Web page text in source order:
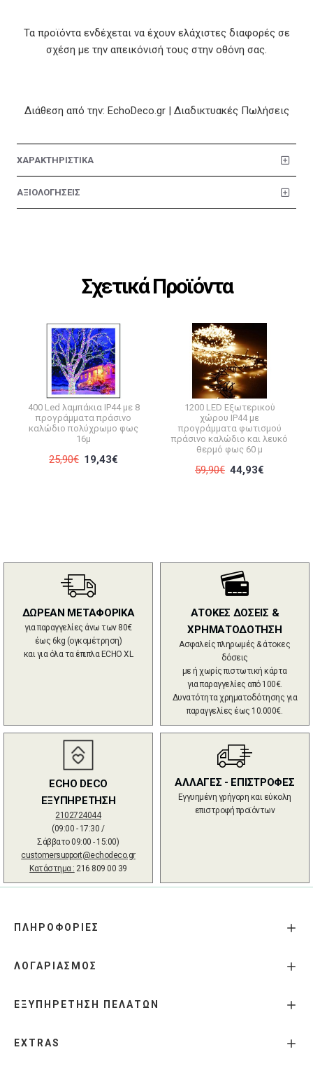
Τα προϊόντα ενδέχεται να έχουν ελάχιστες διαφορές σε
σχέση με την απεικόνισή τους στην οθόνη σας.
Διάθεση από την: EchoDeco.gr | Διαδικτυακές Πωλήσεις
ΧΑΡΑΚΤΗΡΙΣΤΙΚΑ
ΑΞΙΟΛΟΓΗΣΕΙΣ
Σχετικά Προϊόντα
400 Led λαμπάκια IP44 με 8
προγράμματα πράσινο
καλώδιο πολύχρωμο φως
16μ
25,90€ 19,43€
1200 LED Εξωτερικού
χώρου IP44 με
προγράμματα φωτισμού
πράσινο καλώδιο και λευκό
θερμό φως 60 μ
59,90€ 44,93€
ΔΩΡΕΑΝ ΜΕΤΑΦΟΡΙΚΑ
για παραγγελίες άνω των 80€
έως 6kg (ογκομέτρηση)
και για όλα τα έπιπλα ECHO XL
ΑΤΟΚΕΣ ΔΟΣΕΙΣ &
ΧΡΗΜΑΤΟΔΟΤΗΣΗ
Ασφαλείς πληρωμές & άτοκες
δόσεις
με ή χωρίς πιστωτική κάρτα
για παραγγελίες από 100€.
Δυνατότητα χρηματοδότησης για
παραγγελίες έως 10.000€.
ECHO DECO
ΕΞΥΠΗΡΕΤΗΣΗ
2102724044
(09:00 - 17:30 /
Σάββατο 09:00 - 15:00)
customersupport@echodeco.gr
Κατάστημα : 216 809 00 39
ΑΛΛΑΓΕΣ - ΕΠΙΣΤΡΟΦΕΣ
Εγγυημένη γρήγορη και εύκολη
επιστροφή προϊόντων
ΠΛΗΡΟΦΟΡΙΕΣ
ΛΟΓΑΡΙΑΣΜΟΣ
ΕΞΥΠΗΡΕΤΗΣΗ ΠΕΛΑΤΩΝ
EXTRAS